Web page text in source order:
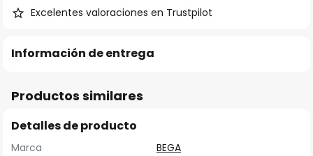
Excelentes valoraciones en Trustpilot
Información de entrega
Productos similares
Detalles de producto
Marca
BEGA